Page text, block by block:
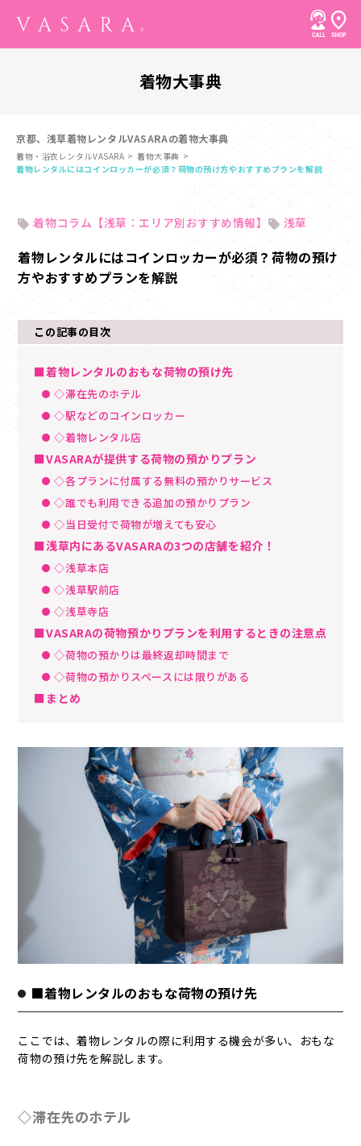
着物大事典
京都、浅草着物レンタルVASARAの着物大事典
着物・浴衣レンタルVASARA
着物大事典
着物レンタルにはコインロッカーが必須？荷物の預け方やおすすめプランを解説
着物コラム【浅草：エリア別おすすめ情報】 浅草
着物レンタルにはコインロッカーが必須？荷物の預け
方やおすすめプランを解説
この記事の目次
■着物レンタルのおもな荷物の預け先
◇滞在先のホテル
◇駅などのコインロッカー
◇着物レンタル店
■VASARAが提供する荷物の預かりプラン
◇各プランに付属する無料の預かりサービス
◇誰でも利用できる追加の預かりプラン
◇当日受付で荷物が増えても安心
■浅草内にあるVASARAの3つの店舗を紹介！
◇浅草本店
◇浅草駅前店
◇浅草寺店
■VASARAの荷物預かりプランを利用するときの注意点
◇荷物の預かりは最終返却時間まで
◇荷物の預かりスペースには限りがある
■まとめ
■着物レンタルのおもな荷物の預け先
ここでは、着物レンタルの際に利用する機会が多い、おもな
荷物の預け先を解説します。
◇滞在先のホテル